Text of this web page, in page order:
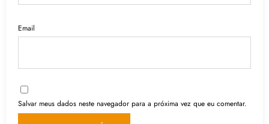
Email
Salvar meus dados neste navegador para a próxima vez que eu comentar.